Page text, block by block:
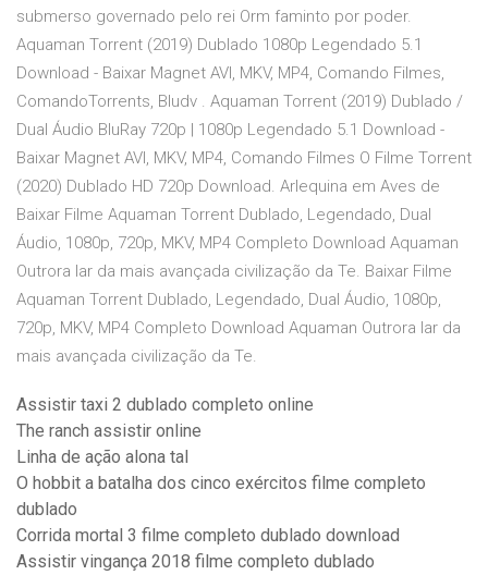
submerso governado pelo rei Orm faminto por poder.
Aquaman Torrent (2019) Dublado 1080p Legendado 5.1
Download - Baixar Magnet AVI, MKV, MP4, Comando Filmes,
ComandoTorrents, Bludv . Aquaman Torrent (2019) Dublado /
Dual Áudio BluRay 720p | 1080p Legendado 5.1 Download -
Baixar Magnet AVI, MKV, MP4, Comando Filmes O Filme Torrent
(2020) Dublado HD 720p Download. Arlequina em Aves de
Baixar Filme Aquaman Torrent Dublado, Legendado, Dual
Áudio, 1080p, 720p, MKV, MP4 Completo Download Aquaman
Outrora lar da mais avançada civilização da Te. Baixar Filme
Aquaman Torrent Dublado, Legendado, Dual Áudio, 1080p,
720p, MKV, MP4 Completo Download Aquaman Outrora lar da
mais avançada civilização da Te.
Assistir taxi 2 dublado completo online
The ranch assistir online
Linha de ação alona tal
O hobbit a batalha dos cinco exércitos filme completo
dublado
Corrida mortal 3 filme completo dublado download
Assistir vingança 2018 filme completo dublado